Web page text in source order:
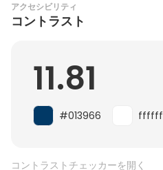
アクセシビリティ
コントラスト
11.81
#013966 ffffff
コントラストチェッカーを開く